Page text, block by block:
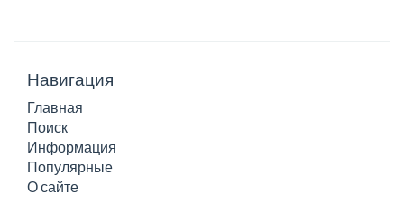
Навигация
Главная
Поиск
Информация
Популярные
О сайте